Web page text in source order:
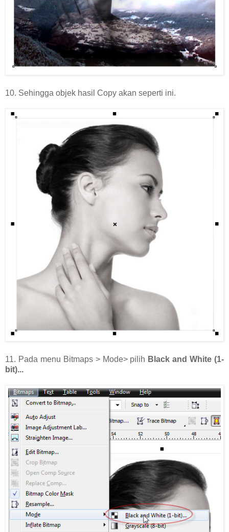
10. Sehingga objek hasil Copy akan seperti ini.
11. Pada menu Bitmaps > Mode> pilih Black and White (1-
bit)...